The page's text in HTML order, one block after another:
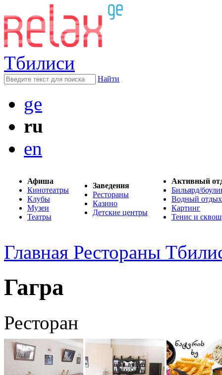
Тбилиси
Найти
ge
ru
en
Афиша
Кинотеатры
Клубы
Музеи
Театры
Заведения
Рестораны
Казино
Детские центры
Активный
Бильярд/
Водный отдых
Картинг
Тенис и сквош
Главная Рестораны
Гагра
Ресторан